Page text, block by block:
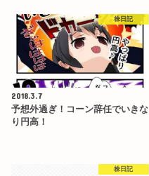
株日記
2018.3.7
予想外過ぎ！コーン辞任でいきな
り円高！
株日記